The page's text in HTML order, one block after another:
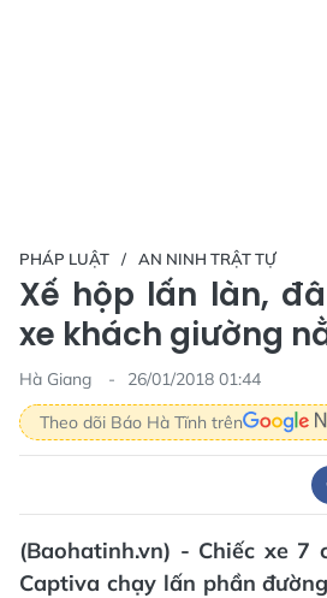
PHÁP LUẬT AN NINH TRẬT TỰ
Xế hộp lấn làn,
xe khách giường
Hà Giang
26/01/2018 01:44
Theo dõi Báo Hà Tĩnh trên
(Baohatinh.vn) - Chiếc xe 7
Captiva chạy lấn phần